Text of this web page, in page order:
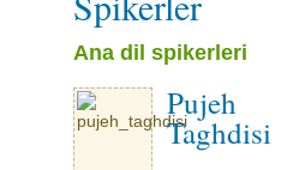
Ana dil spikerleri
Pujeh
Taghdisi